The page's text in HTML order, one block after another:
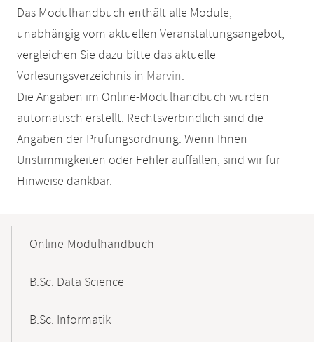
Das Modulhandbuch enthält alle Module,
unabhängig vom aktuellen Veranstaltungsangebot,
vergleichen Sie dazu bitte das aktuelle
Vorlesungsverzeichnis in Marvin.
Die Angaben im Online-Modulhandbuch wurden
automatisch erstellt. Rechtsverbindlich sind die
Angaben der Prüfungsordnung. Wenn Ihnen
Unstimmigkeiten oder Fehler auffallen, sind wir für
Hinweise dankbar.
NavigationOnline-Modulhandbuch
B.Sc. Data Science
B.Sc. Informatik